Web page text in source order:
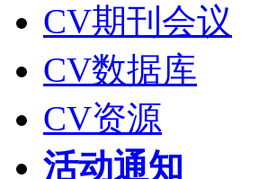
CV期刊会议
CV数据库
CV资源
活动通知